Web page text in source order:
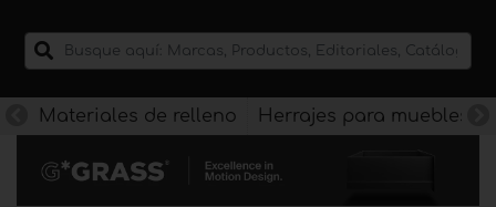
Materiales de relleno Herrajes para muebles